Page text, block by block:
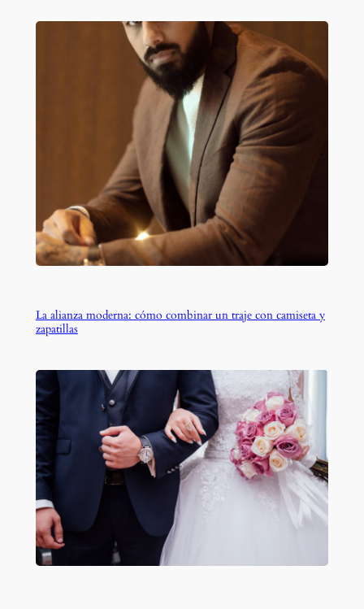
La alianza moderna: cómo combinar un traje con camiseta y
zapatillas